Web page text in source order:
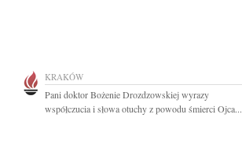
KRAKÓW
Pani doktor Bożenie Drozdzowskiej wyrazy
współczucia i słowa otuchy z powodu śmierci Ojca...